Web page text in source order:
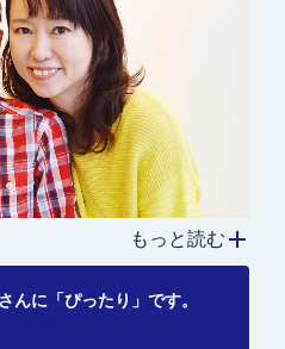
もっと読む
んに「ぴったり」です。